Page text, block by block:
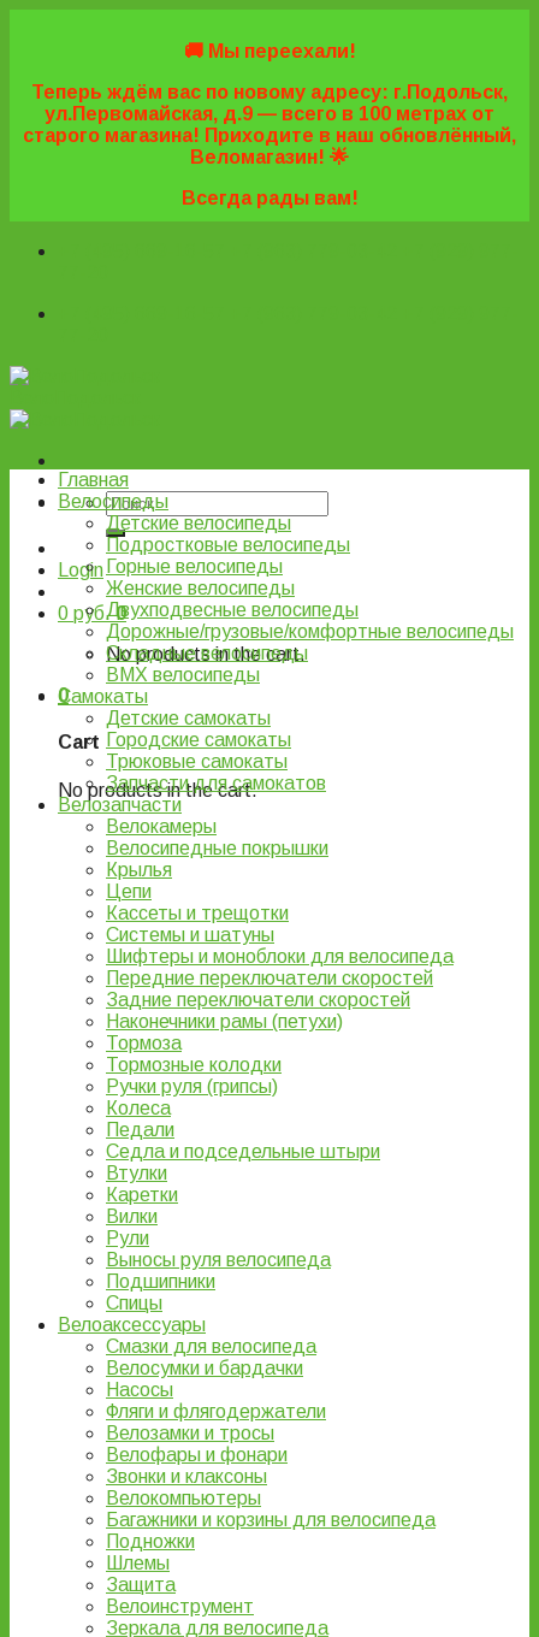
🚚 Мы переехали!
Теперь ждём вас по новому адресу: г.Подольск,
ул.Первомайская, д.9 — всего в 100 метрах от
старого магазина! Приходите в наш обновлённый,
Веломагазин! 🌟
Всегда рады вам!
Login
0 руб. 0
No products in the cart.
0
Cart
No products in the cart.
Главная
Велосипеды
Детские велосипеды
Подростковые велосипеды
Горные велосипеды
Женские велосипеды
Двухподвесные велосипеды
Дорожные/грузовые/комфортные велосипеды
Складные велосипеды
BMX велосипеды
Самокаты
Детские самокаты
Городские самокаты
Трюковые самокаты
Запчасти для самокатов
Велозапчасти
Велокамеры
Велосипедные покрышки
Крылья
Цепи
Кассеты и трещотки
Системы и шатуны
Шифтеры и моноблоки для велосипеда
Передние переключатели скоростей
Задние переключатели скоростей
Наконечники рамы (петухи)
Тормоза
Тормозные колодки
Ручки руля (грипсы)
Колеса
Педали
Седла и подседельные штыри
Втулки
Каретки
Вилки
Рули
Выносы руля велосипеда
Подшипники
Спицы
Велоаксессуары
Смазки для велосипеда
Велосумки и бардачки
Насосы
Фляги и флягодержатели
Велозамки и тросы
Велофары и фонари
Звонки и клаксоны
Велокомпьютеры
Багажники и корзины для велосипеда
Подножки
Шлемы
Защита
Велоинструмент
Зеркала для велосипеда